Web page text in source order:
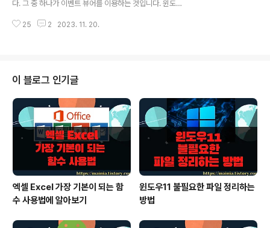
exe 파일을 클릭해서 삭제해 줍니다..
다. 그 중 하나가 이벤트 뷰어를 이용하는 것입니다. 윈도우
한 상황이 되면 로그를 남기게 됩니다. 예를 들어 서비스 기
실행하는 방법은 이벤트 뷰어 스냅을 이용하는 것입니다.
실행창이나 명령 프롬프트에서 eventvwr.msc 를 실행
하는 것입니다. ▼ 그림과 같이 이벤트 뷰어 첫 페이지에는
대시보드 형태로 이벤트들의 요약, 최근 본 항목, 로그 요약
등을 한 눈에 파악할 수 있습니다. 좀더 상세히 알아 보기
위해 왼쪽 사이트바에 ..
25 2 2023. 11. 20.
이 블로그 인기글
엑셀 Excel 가장 기본이 되는 함
수 사용법에 알아보기
윈도우11 불필요한 파일 정리하는
방법